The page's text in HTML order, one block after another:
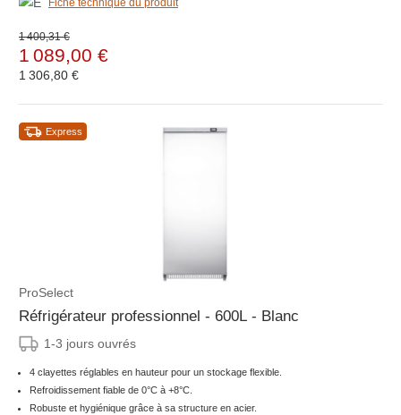
Fiche technique du produit
1 400,31 €
1 089,00 €
1 306,80 €
Express
ProSelect
Réfrigérateur professionnel - 600L - Blanc
1-3 jours ouvrés
4 clayettes réglables en hauteur pour un stockage flexible.
Refroidissement fiable de 0°C à +8°C.
Robuste et hygiénique grâce à sa structure en acier.